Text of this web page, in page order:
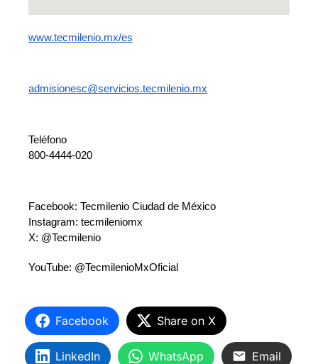
www.tecmilenio.mx/es
admisionesc@servicios.tecmilenio.mx
Teléfono
800-4444-020
Facebook: Tecmilenio Ciudad de México
Instagram: tecmileniomx
X: @Tecmilenio
YouTube: @TecmilenioMxOficial
Facebook Share on X
LinkedIn WhatsApp Email